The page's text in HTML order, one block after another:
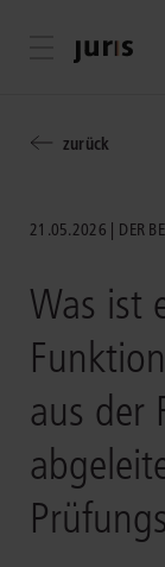
Menü öffnen
zurück
21.05.2026 DER
Was ist
aus der